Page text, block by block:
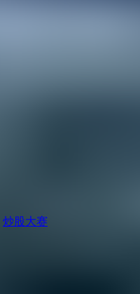
炒股大赛